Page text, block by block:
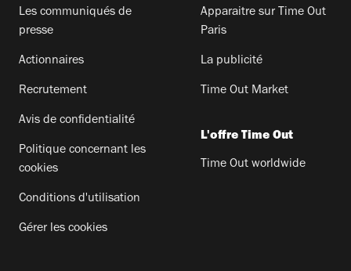
Les communiqués de
presse
Actionnaires
Recrutement
Avis de confidentialité
Politique concernant les
cookies
Conditions d'utilisation
Gérer les cookies
Apparaitre sur Time Out
Paris
La publicité
Time Out Market
L'offre Time Out
Time Out worldwide